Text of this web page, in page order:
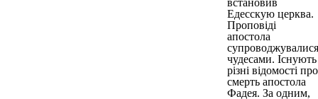
встановив
Едесскую церква.
Проповіді
апостола
супроводжувалися
чудесами. Існують
різні відомості про
смерть апостола
Фадея. За одним,